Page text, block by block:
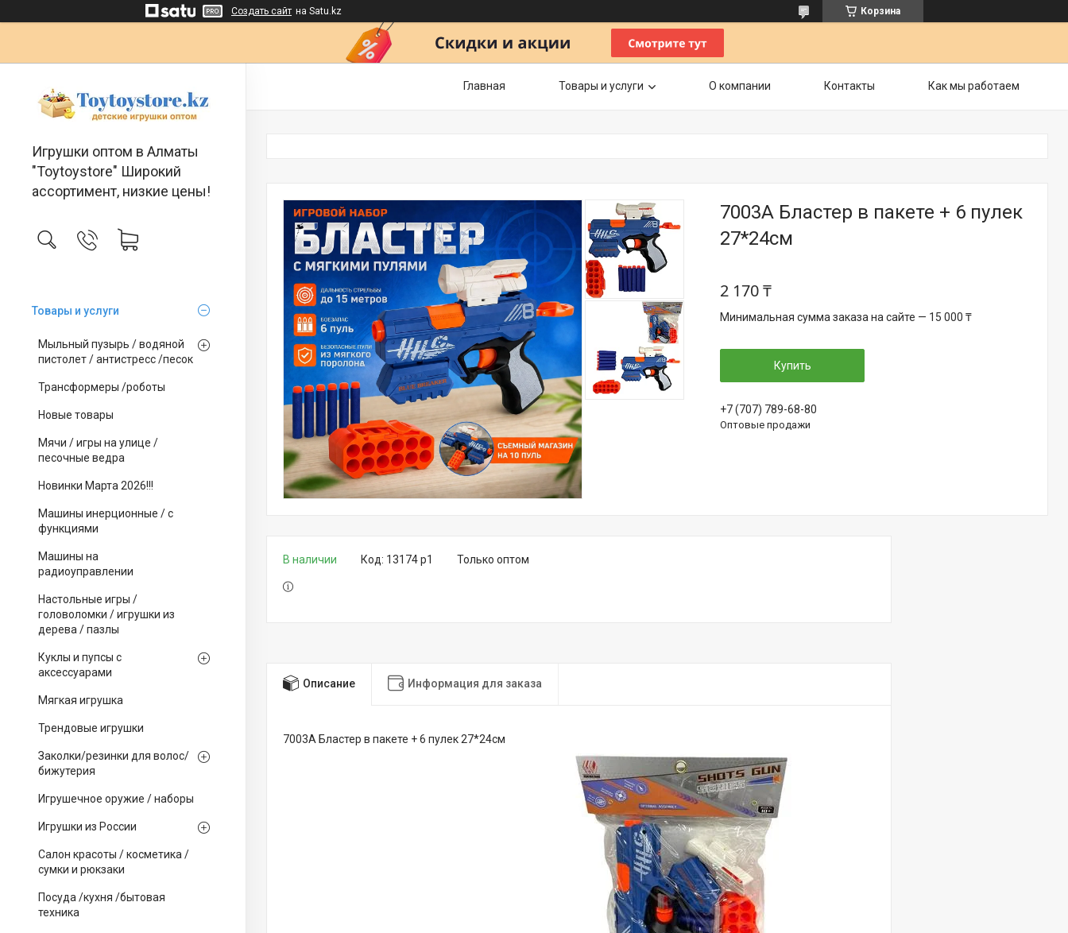
Создать сайт на Satu.kz Корзина
Игрушки оптом в Алматы
"Toytoystore" Широкий
ассортимент, низкие цены!
Товары и услуги
Мыльный пузырь / водяной
пистолет / антистресс /песок
Трансформеры /роботы
Новые товары
Мячи / игры на улице /
песочные ведра
Новинки Марта 2026!!!
Машины инерционные / с
функциями
Машины на
радиоуправлении
Настольные игры /
головоломки / игрушки из
дерева / пазлы
Куклы и пупсы с
аксессуарами
Мягкая игрушка
Трендовые игрушки
Заколки/резинки для волос/
бижутерия
Игрушечное оружие / наборы
Игрушки из России
Салон красоты / косметика /
сумки и рюкзаки
Посуда /кухня /бытовая
техника
Главная Товары и услуги О компании Контакты Как мы работаем
7003A Бластер в пакете + 6 пулек
27*24см
2 170 ₸
Минимальная сумма заказа на сайте — 15 000 ₸
Купить
+7 (707) 789-68-80
Оптовые продажи
В наличии Только оптом
Код: 13174 р1
Описание Информация для заказа
7003A Бластер в пакете + 6 пулек 27*24см